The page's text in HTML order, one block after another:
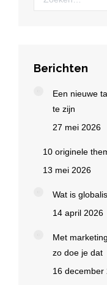
Berichten
Een nieuwe
te zijn
27 mei 2026
10 originele
13 mei 2026
Wat is
14 april 2026
Met
zo doe je dat
16 december